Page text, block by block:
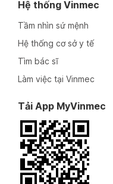
Hệ thống Vinmec
Tầm nhìn sứ mệnh
Hệ thống cơ sở y tế
Tìm bác sĩ
Làm việc tại Vinmec
Tải App MyVinmec